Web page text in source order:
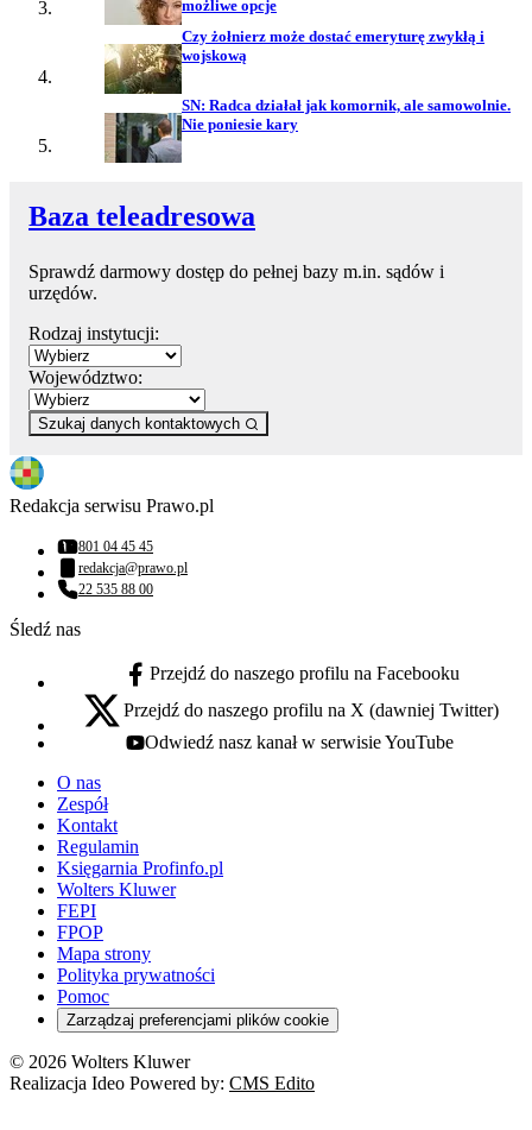
możliwe opcje
Czy żołnierz może dostać emeryturę zwykłą i
wojskową
SN: Radca działał jak komornik, ale samowolnie.
Nie poniesie kary
Baza teleadresowa
Sprawdź darmowy dostęp do pełnej bazy m.in. sądów i
urzędów.
Rodzaj instytucji:
Województwo:
Szukaj danych kontaktowych
Redakcja serwisu Prawo.pl
Numer telefonu:
801 04 45 45
Adres email:
redakcja@prawo.pl
Numer telefonu:
22 535 88 00
Śledź nas
facebook - otwiera się w nowej karcie
Przejdź do naszego profilu na Facebooku
x - otwiera się w nowej karcie
Przejdź do naszego profilu na X (dawniej Twitter)
youtube - otwiera się w nowej karcie
Odwiedź nasz kanał w serwisie YouTube
O nas
Zespół
Kontakt
Regulamin
Księgarnia Profinfo.pl
Wolters Kluwer
FEPI
FPOP
Mapa strony
Polityka prywatności
Pomoc
Zarządzaj preferencjami plików cookie
© 2026 Wolters Kluwer
Realizacja Ideo Powered by: CMS Edito